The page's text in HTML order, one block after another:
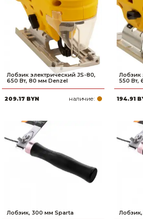
Лобзик электрический JS-80,
650 Вт, 80 мм Denzel
209.17 BYN наличие:
Лобзик
550 Вт,
194.91
Лобзик, 300 мм Sparta